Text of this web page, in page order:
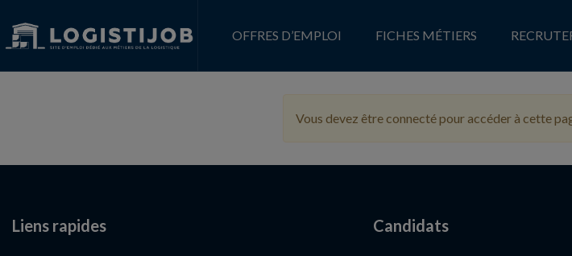
OFFRES D’EMPLOI FICHES MÉTIERS
Vous devez être connecté pour accéder à cette
Liens rapides Candidats